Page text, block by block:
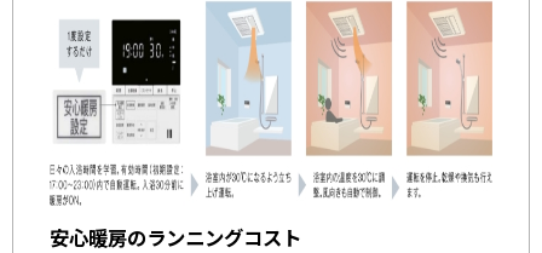
安心暖房のランニングコスト